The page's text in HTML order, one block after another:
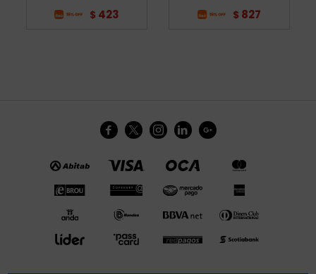
$ 423 $ 827
    